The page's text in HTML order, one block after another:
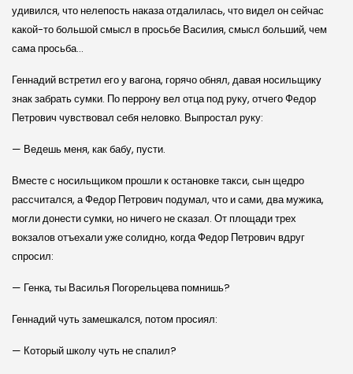
удивился, что нелепость наказа отдалилась, что видел он сейчас
какой-то большой смысл в просьбе Василия, смысл больший, чем
сама просьба…
Геннадий встретил его у вагона, горячо обнял, давая носильщику
знак забрать сумки. По перрону вел отца под руку, отчего Федор
Петрович чувствовал себя неловко. Выпростал руку:
— Ведешь меня, как бабу, пусти.
Вместе с носильщиком прошли к остановке такси, сын щедро
рассчитался, а Федор Петрович подумал, что и сами, два мужика,
могли донести сумки, но ничего не сказал. От площади трех
вокзалов отъехали уже солидно, когда Федор Петрович вдруг
спросил:
— Генка, ты Василья Погорельцева помнишь?
Геннадий чуть замешкался, потом просиял:
— Который школу чуть не спалил?